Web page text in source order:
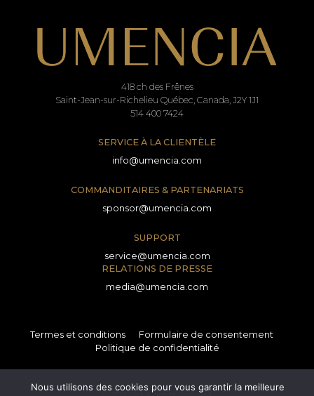
418 ch des Frênes
Saint-Jean-sur-Richelieu Québec, Canada, J2Y 1J1
514 400 7424
SERVICE À LA CLIENTÈLE
info@umencia.com
COMMANDITAIRES & PARTENARIATS
sponsor@umencia.com
SUPPORT
service@umencia.com
RELATIONS DE PRESSE
media@umencia.com
Termes et conditions
Formulaire de consentement
Politique de confidentialité
Nous utilisons des cookies pour vous garantir la meilleure